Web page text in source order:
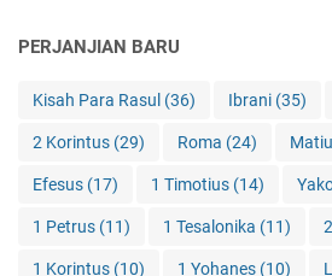
PERJANJIAN BARU
Kisah Para Rasul (36) Ibrani (35)
2 Korintus (29) Roma (24)
Efesus (17) 1 Timotius (14)
1 Petrus (11) 1 Tesalonika (11)
1 Korintus (10) 1 Yohanes (10)